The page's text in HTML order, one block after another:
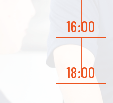
16:00
18:00